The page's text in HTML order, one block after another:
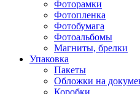
Фоторамки
Фотопленка
Фотобумага
Фотоальбомы
Магниты, брелки
Упаковка
Пакеты
Обложки на
Коробки